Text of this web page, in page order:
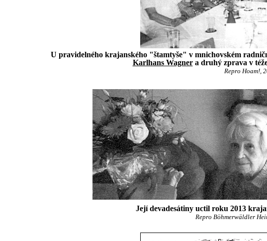
U pravidelného krajanského "štamtyše" v mnichovském
Karlhans Wagnera druhý zprava v
Repro Hoam!,
Její devadesátiny uctil roku 2013
Repro Böhmerwäldler